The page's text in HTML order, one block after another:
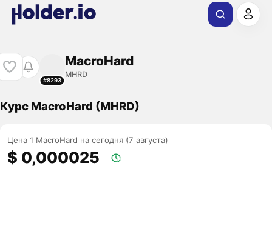
#8293
MacroHard
MHRD
Курс MacroHard (MHRD)
Цена 1 MacroHard на сегодня (7 августа)
$ 0,000025